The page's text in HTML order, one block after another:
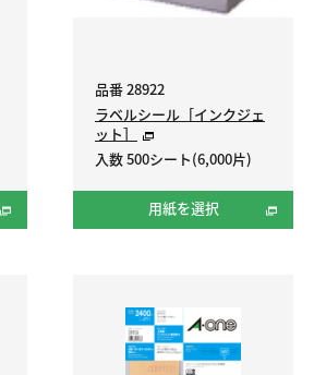
品番 28922
ラベルシール［インクジェ
ット］
入数 500シート(6,000片)
用紙を選択